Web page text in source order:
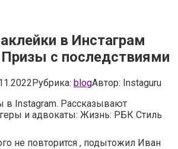
в Инстаграм
с последствиями
Рубрика: blogАвтор: Instaguru
в Instagram. Рассказывают
и адвокаты: Жизнь: РБК Стиль
не повторится , подытожил Иван